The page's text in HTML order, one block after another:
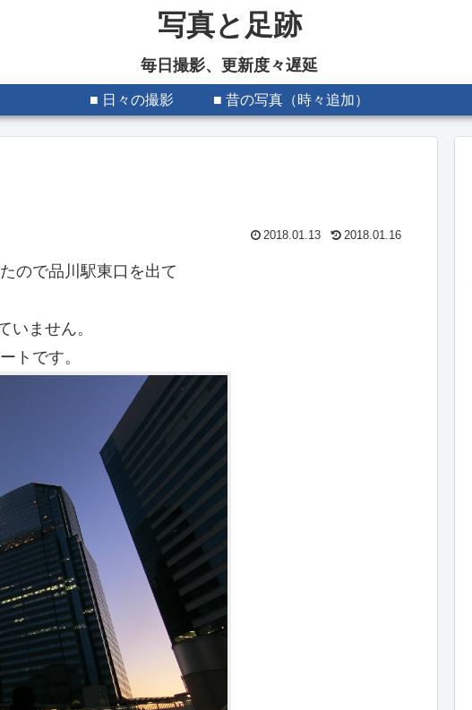
写真と足跡
毎日撮影、更新度々遅延
■ 日々の撮影 ■ 昔の写真（時々追加）
2018.01.13 2018.01.16
ので品川駅東口を出て
いません。
トです。